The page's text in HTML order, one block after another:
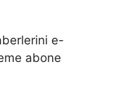
e-
abone